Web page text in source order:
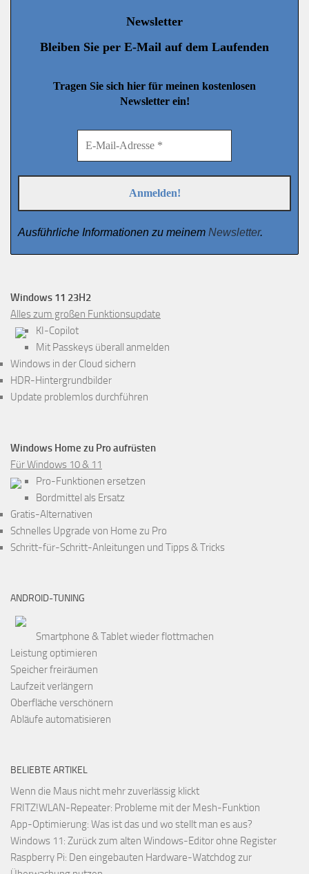
Newsletter
Bleiben Sie per E-Mail auf dem Laufenden
Tragen Sie sich hier für meinen kostenlosen
Newsletter ein!
Ausführliche Informationen zu meinem Newsletter.
Windows 11 23H2
Alles zum großen Funktionsupdate
KI-Copilot
Mit Passkeys überall anmelden
Windows in der Cloud sichern
HDR-Hintergrundbilder
Update problemlos durchführen
Windows Home zu Pro aufrüsten
Für Windows 10 & 11
Pro-Funktionen ersetzen
Bordmittel als Ersatz
Gratis-Alternativen
Schnelles Upgrade von Home zu Pro
Schritt-für-Schritt-Anleitungen und Tipps & Tricks
ANDROID-TUNING
Smartphone & Tablet wieder flottmachen
Leistung optimieren
Speicher freiräumen
Laufzeit verlängern
Oberfläche verschönern
Abläufe automatisieren
BELIEBTE ARTIKEL
Wenn die Maus nicht mehr zuverlässig klickt
FRITZ!WLAN-Repeater: Probleme mit der Mesh-Funktion
App-Optimierung: Was ist das und wo stellt man es aus?
Windows 11: Zurück zum alten Windows-Editor ohne Register
Raspberry Pi: Den eingebauten Hardware-Watchdog zur